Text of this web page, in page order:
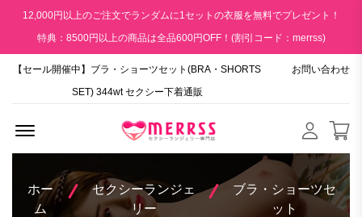
12,000円以上のご注文でランダムに1セットの衣服を無料でプレゼント！
特典：8500円以上の商品は全品600円OFF！(割引コード：merrss)
【セール開催中】ブラ・ショーツセット(BRA・SHORTS
SET) 344wt セクシー下着通販
お問い合わせ
ホー
ム
セクシーランジェ
リー
ブラ・ショーツセ
ット